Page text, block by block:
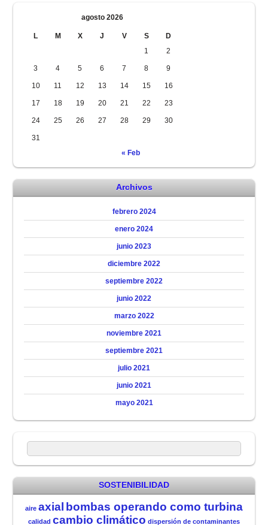
agosto 2026
L M X J V S
D
1
2
3 4 5 6 7 8 9
10 11 12 13 14 15 16
17 18 19 20 21 22 23
24 25 26 27 28 29 30
31
« Feb
Archivos
febrero 2024
enero 2024
junio 2023
diciembre 2022
septiembre 2022
junio 2022
marzo 2022
noviembre 2021
septiembre 2021
julio 2021
junio 2021
mayo 2021
SOSTENIBILIDAD
aire axial bombas operando como turbina
calidad cambio climático dispersión de contaminantes